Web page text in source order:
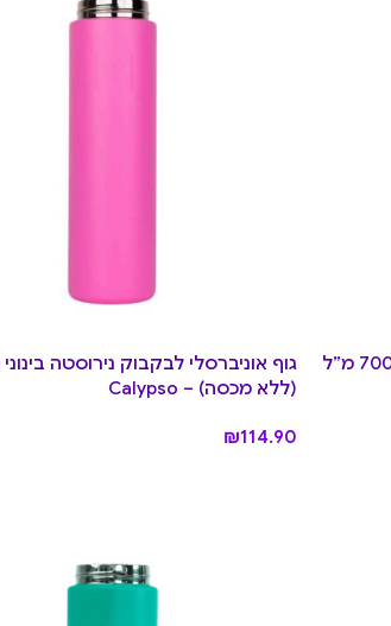
גוף אוניברסלי לבקבוק נירוסטה בינוני 700 מ”ל
(ללא מכסה) – Calypso
₪114.90